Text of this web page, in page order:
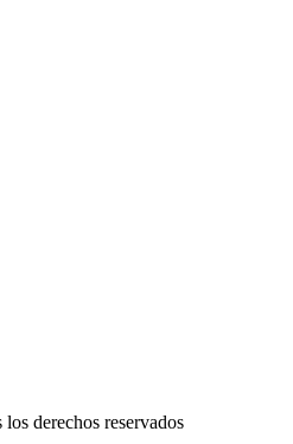
derechos reservados